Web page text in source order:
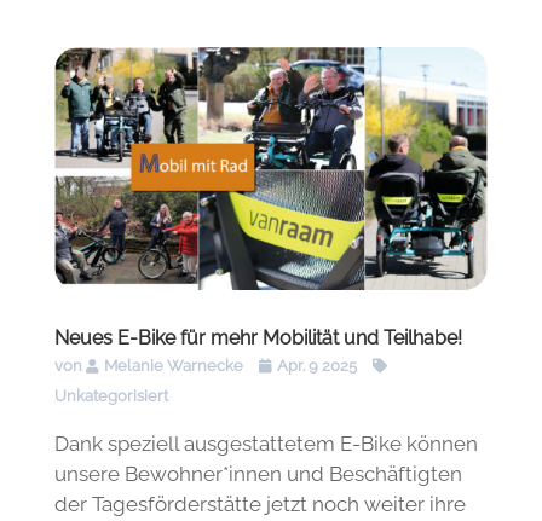
Neues E-Bike für mehr Mobilität und Teilhabe!
von Melanie Warnecke
Apr. 9 2025
Unkategorisiert
Dank speziell ausgestattetem E-Bike können
unsere Bewohner*innen und Beschäftigten
der Tagesförderstätte jetzt noch weiter ihre